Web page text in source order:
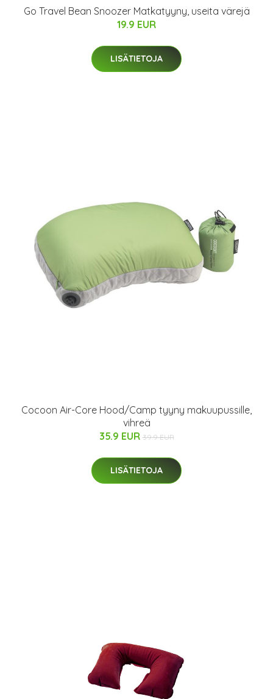
Go Travel Bean Snoozer Matkatyyny, useita värejä
19.9 EUR
LISÄTIETOJA
Cocoon Air-Core Hood/Camp tyyny makuupussille,
vihreä
35.9 EUR 39.9 EUR
LISÄTIETOJA